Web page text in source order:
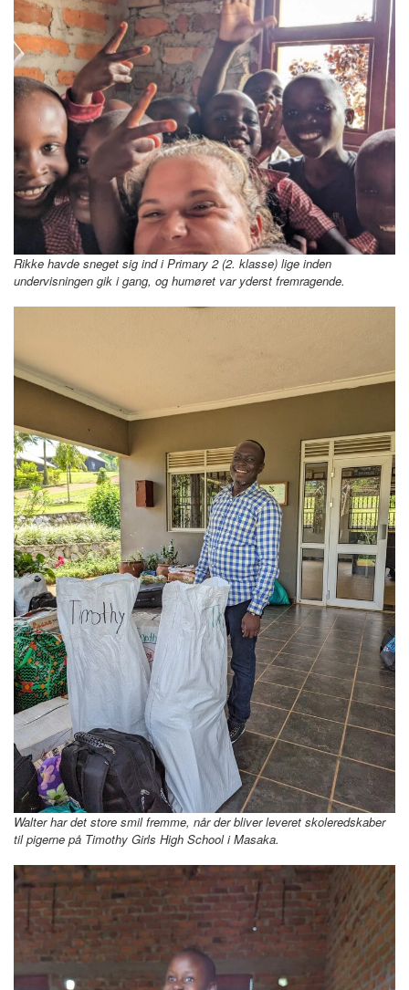
Rikke havde sneget sig ind i Primary 2 (2. klasse) lige inden
undervisningen gik i gang, og humøret var yderst fremragende.
Walter har det store smil fremme, når der bliver leveret skoleredskaber
til pigerne på Timothy Girls High School i Masaka.